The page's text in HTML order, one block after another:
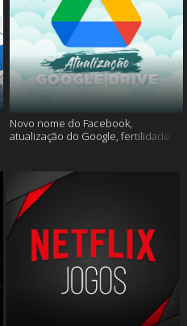
Novo nome do Facebook,
atualização do Google, fertilidade